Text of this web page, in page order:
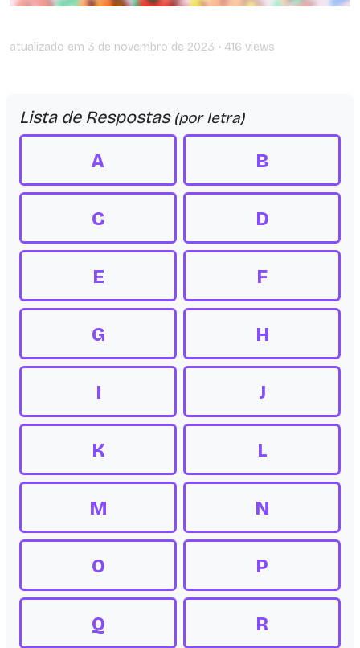
atualizado em 3 de novembro de 2023 • 416 views
Lista de Respostas (por letra)
A B
C D
E F
G H
I J
K L
M N
O P
Q R